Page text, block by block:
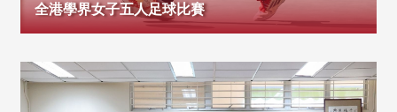
全港學界女子五人足球比賽